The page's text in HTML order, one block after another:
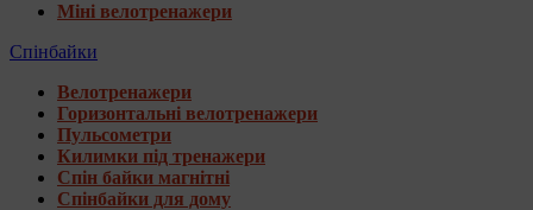
Міні велотренажери
Спінбайки
Велотренажери
Горизонтальні велотренажери
Пульсометри
Килимки під тренажери
Спін байки магнітні
Спінбайки для дому